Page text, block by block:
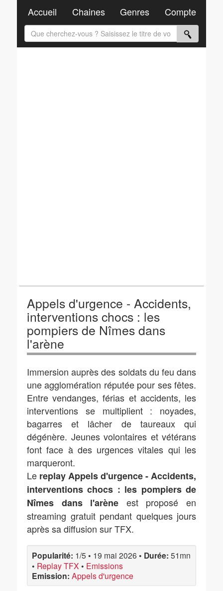
Appels d'urgence - Accidents,
interventions chocs : les
pompiers de Nîmes dans
l'arène
Immersion auprès des soldats du feu dans
une agglomération réputée pour ses fêtes.
Entre vendanges, férias et accidents, les
interventions se multiplient : noyades,
bagarres et lâcher de taureaux qui
dégénère. Jeunes volontaires et vétérans
font face à des urgences vitales qui les
marqueront.
Le replay Appels d'urgence - Accidents,
interventions chocs : les pompiers de
Nîmes dans l'arène est proposé en
streaming gratuit pendant quelques jours
après sa diffusion sur TFX.
Popularité: 1/5 • 19 mai 2026 • Durée: 51mn
• Replay TFX • Emissions
Emission: Appels d'urgence
Accueil Chaines Genres Compte